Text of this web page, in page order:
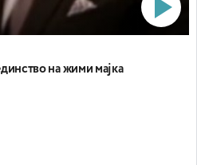
на жими мајка